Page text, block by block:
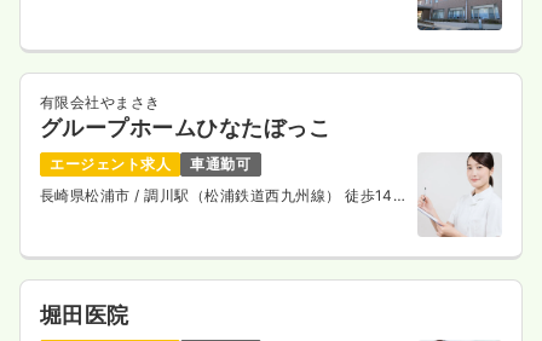
有限会社やまさき
グループホームひなたぼっこ
エージェント求人
車通勤可
長崎県松浦市/ 調川駅（松浦鉄道西九州線） 徒歩14
堀田医院